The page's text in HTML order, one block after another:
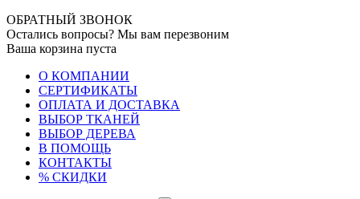
ОБРАТНЫЙ ЗВОНОК
Остались вопросы? Мы вам перезвоним
Ваша корзина пуста
О КОМПАНИИ
СЕРТИФИКАТЫ
ОПЛАТА И ДОСТАВКА
ВЫБОР ТКАНЕЙ
ВЫБОР ДЕРЕВА
В ПОМОЩЬ
КОНТАКТЫ
% СКИДКИ